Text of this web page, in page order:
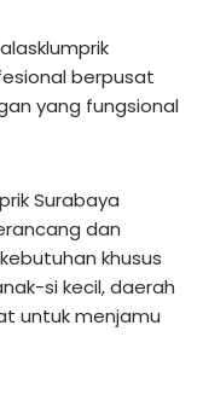
berpusat
yang fungsional
Surabaya
dan
khusus
si kecil, daerah
untuk menjamu